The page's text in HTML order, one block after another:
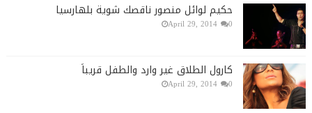
حكيم لوائل منصور ناقصك شوية بلهارسيا
April 29, 2014 0
كارول الطلاق غير وارد والطفل قريباً
April 29, 2014 0